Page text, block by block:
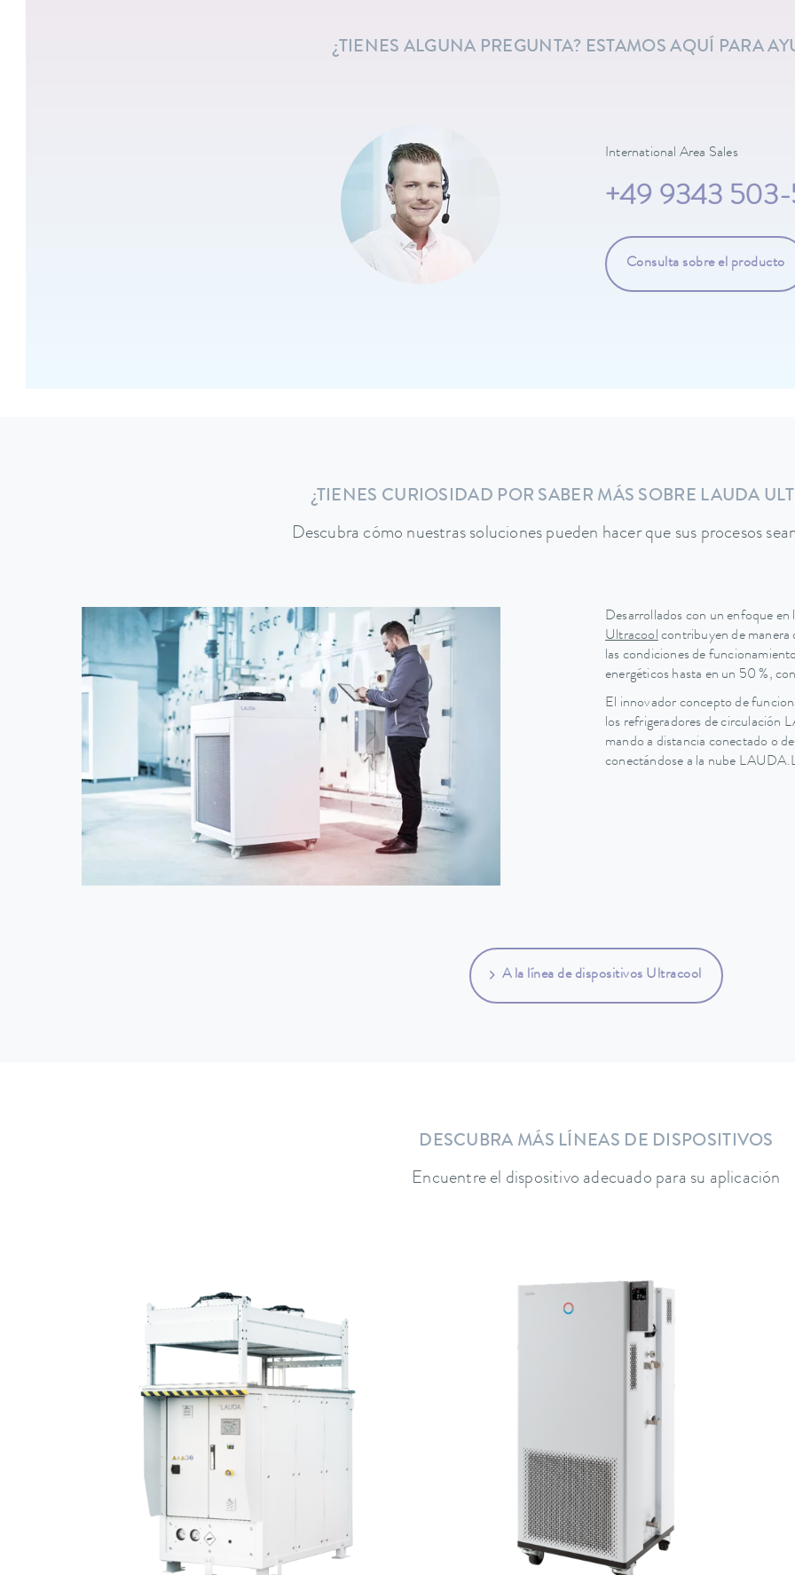
¿TIENES ALGUNA PREGUNTA? ESTAMOS AQUÍ PARA
International Area Sales
+49 9343 503-
Consulta sobre el producto
¿TIENES CURIOSIDAD POR SABER MÁS SOBRE LAUDA
Descubra cómo nuestras soluciones pueden hacer que sus procesos
Desarrollados con un enfoque
Ultracool contribuyen de manera
las condiciones de
energéticos hasta en un 50 %,
El innovador concepto de
los refrigeradores de circulación
mando a distancia conectado o
conectándose a la nube
A la línea de dispositivos Ultracool
DESCUBRA MÁS LÍNEAS DE DISPOSITIVOS
Encuentre el dispositivo adecuado para su aplicación